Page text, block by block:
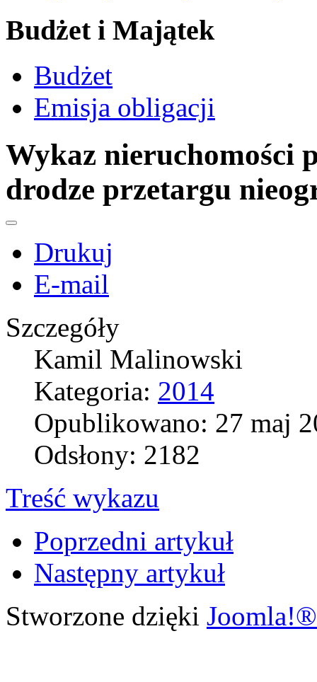
Budżet i Majątek
Budżet
Emisja obligacji
Wykaz nieruchomości
drodze przetargu
Drukuj
E-mail
Szczegóły
Kamil Malinowski
Kategoria: 2014
Opublikowano: 27 maj
Odsłony: 2182
Treść wykazu
Poprzedni artykuł
Następny artykuł
Stworzone dzięki Joomla!®